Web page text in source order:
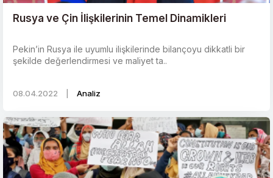
Rusya ve Çin İlişkilerinin Temel Dinamikleri
Pekin’in Rusya ile uyumlu ilişkilerinde bilançoyu dikkatli bir
şekilde değerlendirmesi ve maliyet ta..
08.04.2022 Analiz